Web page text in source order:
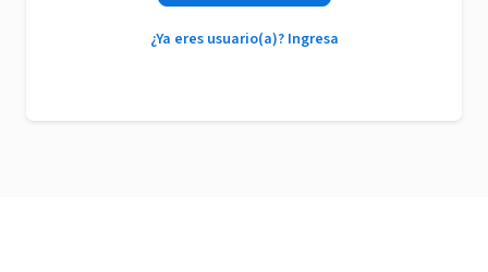
¿Ya eres usuario(a)? Ingresa